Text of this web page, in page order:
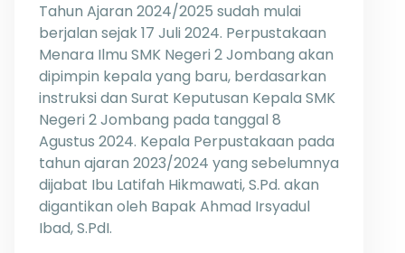
Tahun Ajaran 2024/2025 sudah mulai
berjalan sejak 17 Juli 2024. Perpustakaan
Menara Ilmu SMK Negeri 2 Jombang akan
dipimpin kepala yang baru, berdasarkan
instruksi dan Surat Keputusan Kepala SMK
Negeri 2 Jombang pada tanggal 8
Agustus 2024. Kepala Perpustakaan pada
tahun ajaran 2023/2024 yang sebelumnya
dijabat Ibu Latifah Hikmawati, S.Pd. akan
digantikan oleh Bapak Ahmad Irsyadul
Ibad, S.PdI.